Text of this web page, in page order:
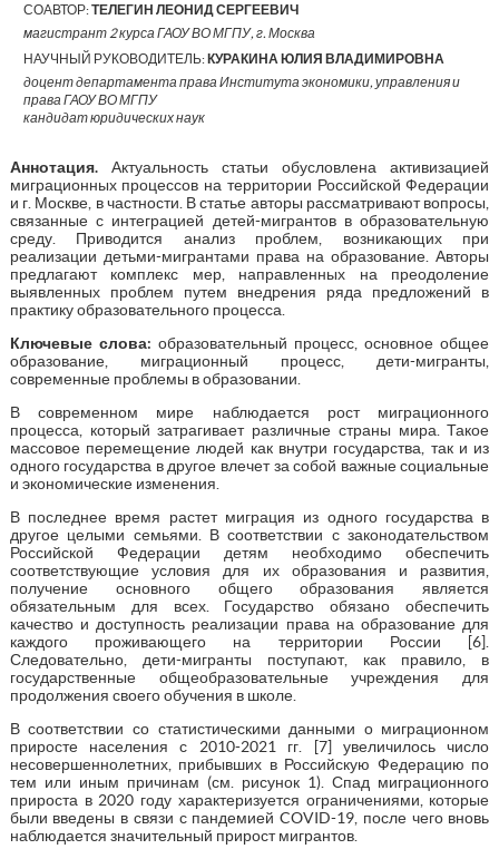
СОАВТОР:ТЕЛЕГИН ЛЕОНИД СЕРГЕЕВИЧ
магистрант 2 курса ГАОУ ВО МГПУ, г. Москва
НАУЧНЫЙ РУКОВОДИТЕЛЬ:КУРАКИНА ЮЛИЯ ВЛАДИМИРОВНА
доцент департамента права Института экономики, управления и
права ГАОУ ВО МГПУ
кандидат юридических наук
Аннотация.Актуальность статьи обусловлена активизацией
миграционных процессов на территории Российской Федерации
и г. Москве, в частности. В статье авторы рассматривают вопросы,
связанные с интеграцией детей-мигрантов в образовательную
среду. Приводится анализ проблем, возникающих при
реализации детьми-мигрантами права на образование. Авторы
предлагают комплекс мер, направленных на преодоление
выявленных проблем путем внедрения ряда предложений в
практику образовательного процесса.
Ключевые слова: образовательный процесс, основное общее
образование, миграционный процесс, дети-мигранты,
современные проблемы в образовании.
В современном мире наблюдается рост миграционного
процесса, который затрагивает различные страны мира. Такое
массовое перемещение людей как внутри государства, так и из
одного государства в другое влечет за собой важные социальные
и экономические изменения.
В последнее время растет миграция из одного государства в
другое целыми семьями. В соответствии с законодательством
Российской Федерации детям необходимо обеспечить
соответствующие условия для их образования и развития,
получение основного общего образования является
обязательным для всех. Государство обязано обеспечить
качество и доступность реализации права на образование для
каждого проживающего на территории России [6].
Следовательно, дети-мигранты поступают, как правило, в
государственные общеобразовательные учреждения для
продолжения своего обучения в школе.
В соответствии со статистическими данными о миграционном
приросте населения с 2010-2021 гг. [7] увеличилось число
несовершеннолетних, прибывших в Российскую Федерацию по
тем или иным причинам (см. рисунок 1). Спад миграционного
прироста в 2020 году характеризуется ограничениями, которые
были введены в связи с пандемией COVID-19, после чего вновь
наблюдается значительный прирост мигрантов.